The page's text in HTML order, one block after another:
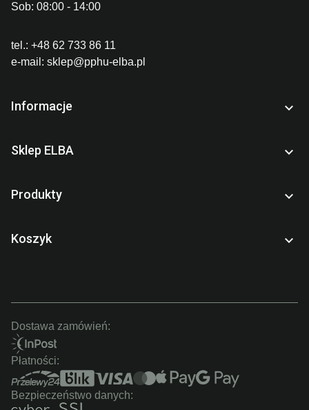
Sob: 08:00 - 14:00
tel.: +48 62 733 86 11
e-mail: sklep@pphu-elba.pl
Informacje 
Sklep ELBA 
Produkty 
Koszyk 
Dostawa zamówień:
Płatności:
Bezpieczeństwo danych: